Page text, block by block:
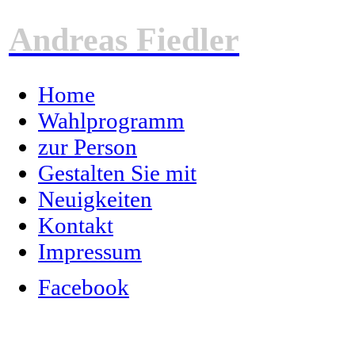
Andreas Fiedler
Home
Wahlprogramm
zur Person
Gestalten Sie mit
Neuigkeiten
Kontakt
Impressum
Facebook